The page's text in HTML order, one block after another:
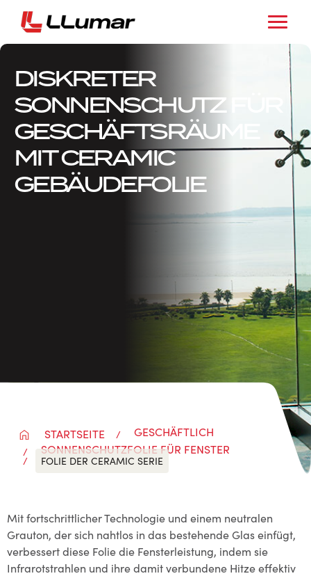
DISKRETER
SONNENSCHUTZ FÜR
GESCHÄFTSRÄUME
MIT CERAMIC
GEBÄUDEFOLIE
STARTSEITE
GESCHÄFTLICH
SONNENSCHUTZFOLIE FÜR FENSTER
FOLIE DER CERAMIC SERIE
Mit fortschrittlicher Technologie und einem neutralen
Grauton, der sich nahtlos in das bestehende Glas einfügt,
verbessert diese Folie die Fensterleistung, indem sie
Infrarotstrahlen und ihre damit verbundene Hitze effektiv